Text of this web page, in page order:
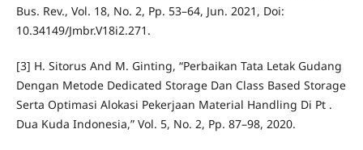
Bus. Rev., Vol. 18, No. 2, Pp. 53–64, Jun. 2021, Doi:
10.34149/Jmbr.V18i2.271.
[3] H. Sitorus And M. Ginting, “Perbaikan Tata Letak Gudang
Dengan Metode Dedicated Storage Dan Class Based Storage
Serta Optimasi Alokasi Pekerjaan Material Handling Di Pt .
Dua Kuda Indonesia,” Vol. 5, No. 2, Pp. 87–98, 2020.